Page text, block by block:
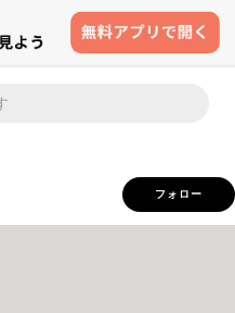
フォロー